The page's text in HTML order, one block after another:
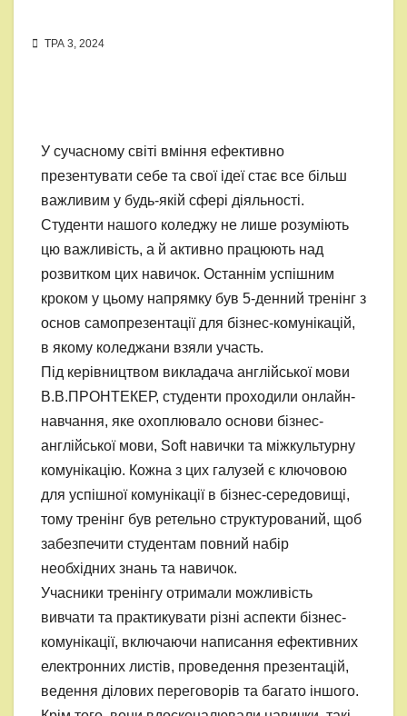
ТРА 3, 2024
У сучасному світі вміння ефективно
презентувати себе та свої ідеї стає все більш
важливим у будь-якій сфері діяльності.
Студенти нашого коледжу не лише розуміють
цю важливість, а й активно працюють над
розвитком цих навичок. Останнім успішним
кроком у цьому напрямку був 5-денний тренінг з
основ самопрезентації для бізнес-комунікацій,
в якому коледжани взяли участь.
Під керівництвом викладача англійської мови
В.В.ПРОНТЕКЕР, студенти проходили онлайн-
навчання, яке охоплювало основи бізнес-
англійської мови, Soft навички та міжкультурну
комунікацію. Кожна з цих галузей є ключовою
для успішної комунікації в бізнес-середовищі,
тому тренінг був ретельно структурований, щоб
забезпечити студентам повний набір
необхідних знань та навичок.
Учасники тренінгу отримали можливість
вивчати та практикувати різні аспекти бізнес-
комунікації, включаючи написання ефективних
електронних листів, проведення презентацій,
ведення ділових переговорів та багато іншого.